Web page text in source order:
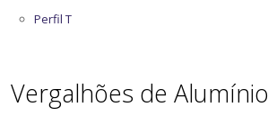
Perfil T
Vergalhões de Alumínio